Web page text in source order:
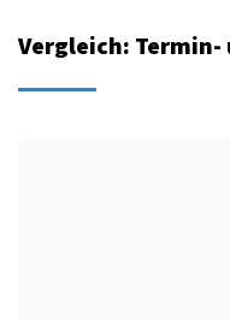
Vergleich: Termin-